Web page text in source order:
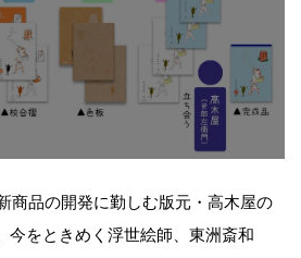
商品の開発に勤しむ版元・高木屋の
今をときめく浮世絵師、東洲斎和